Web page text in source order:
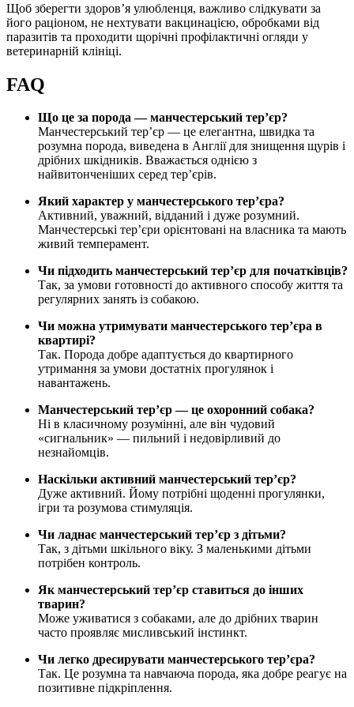
Щоб зберегти здоров’я улюбленця, важливо слідкувати за
його раціоном, не нехтувати вакцинацією, обробками від
паразитів та проходити щорічні профілактичні огляди у
ветеринарній клініці.
FAQ
Що це за порода — манчестерський тер’єр?
Манчестерський тер’єр — це елегантна, швидка та
розумна порода, виведена в Англії для знищення щурів і
дрібних шкідників. Вважається однією з
найвитонченіших серед тер’єрів.
Який характер у манчестерського тер’єра?
Активний, уважний, відданий і дуже розумний.
Манчестерські тер’єри орієнтовані на власника та мають
живий темперамент.
Чи підходить манчестерський тер’єр для початківців?
Так, за умови готовності до активного способу життя та
регулярних занять із собакою.
Чи можна утримувати манчестерського тер’єра в
квартирі?
Так. Порода добре адаптується до квартирного
утримання за умови достатніх прогулянок і
навантажень.
Манчестерський тер’єр — це охоронний собака?
Ні в класичному розумінні, але він чудовий
«сигнальник» — пильний і недовірливий до
незнайомців.
Наскільки активний манчестерський тер’єр?
Дуже активний. Йому потрібні щоденні прогулянки,
ігри та розумова стимуляція.
Чи ладнає манчестерський тер’єр з дітьми?
Так, з дітьми шкільного віку. З маленькими дітьми
потрібен контроль.
Як манчестерський тер’єр ставиться до інших
тварин?
Може уживатися з собаками, але до дрібних тварин
часто проявляє мисливський інстинкт.
Чи легко дресирувати манчестерського тер’єра?
Так. Це розумна та навчаюча порода, яка добре реагує на
позитивне підкріплення.